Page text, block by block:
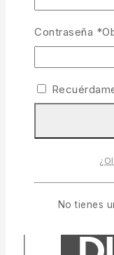
Contraseña *
No tienes